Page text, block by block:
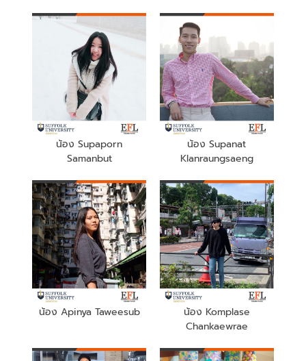
น้อง Supaporn
Samanbut
น้อง Supanat
Klanraungsaeng
น้อง Apinya Taweesub
น้อง Komplase
Chankaewrae